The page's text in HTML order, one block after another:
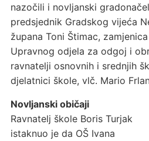
nazočili i novljanski
predsjednik Gradskog vijeća
župana Toni Štimac,
Upravnog odjela za odgoj i
ravnatelji osnovnih i srednjih
djelatnici škole, vlč. Mario
Novljanski običaji
Ravnatelj škole Boris Turjak
istaknuo je da OŠ Ivana